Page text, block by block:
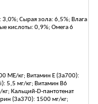
Сырая зола: 6,5%; Влага
кислоты: 0,9%; Омега 6
МЕ/кг; Витамин Е (3a700):
5,5 мг/кг; Витамин B6
Кальций-D-пантотенат
(3a370): 1500 мг/кг;